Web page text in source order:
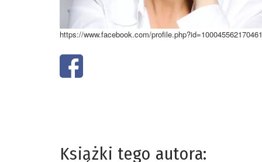
https://www.facebook.com/profile.php?id=100045562170461
Książki tego autora: